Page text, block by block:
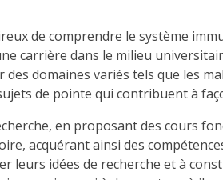
de comprendre le système
carrière dans le milieu
domaines variés tels que les
de pointe qui contribuent à
en proposant des cours
acquérant ainsi des
leurs idées de recherche et à